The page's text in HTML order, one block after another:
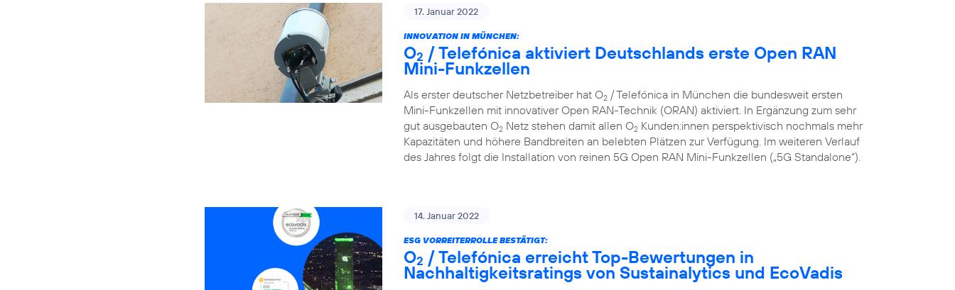
17. Januar 2022
INNOVATION IN MÜNCHEN:
O2 / Telefónica aktiviert Deutschlands erste Open RAN
Mini-Funkzellen
Als erster deutscher Netzbetreiber hat O2 / Telefónica in München die bundesweit ersten
Mini-Funkzellen mit innovativer Open RAN-Technik (ORAN) aktiviert. In Ergänzung zum sehr
gut ausgebauten O2 Netz stehen damit allen O2 Kunden:innen perspektivisch nochmals mehr
Kapazitäten und höhere Bandbreiten an belebten Plätzen zur Verfügung. Im weiteren Verlauf
des Jahres folgt die Installation von reinen 5G Open RAN Mini-Funkzellen („5G Standalone“).
14. Januar 2022
ESG VORREITERROLLE BESTÄTIGT:
O2 / Telefónica erreicht Top-Bewertungen in
Nachhaltigkeitsratings von Sustainalytics und EcoVadis